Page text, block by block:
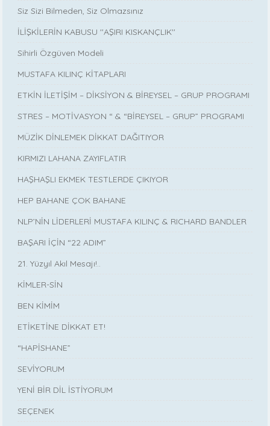
Siz Sizi Bilmeden, Siz Olmazsınız
İLİŞKİLERİN KABUSU ''AŞIRI KISKANÇLIK''
Sihirli Özgüven Modeli
MUSTAFA KILINÇ KİTAPLARI
ETKİN İLETİŞİM – DİKSİYON & BİREYSEL – GRUP PROGRAMI
STRES – MOTİVASYON “ & “BİREYSEL – GRUP” PROGRAMI
MÜZİK DİNLEMEK DİKKAT DAĞITIYOR
KIRMIZI LAHANA ZAYIFLATIR
HAŞHAŞLI EKMEK TESTLERDE ÇIKIYOR
HEP BAHANE ÇOK BAHANE
NLP’NİN LİDERLERİ MUSTAFA KILINÇ & RICHARD BANDLER
BAŞARI İÇİN “22 ADIM”
21. Yüzyıl Akıl Mesajı!..
KİMLER-SİN
BEN KİMİM
ETİKETİNE DİKKAT ET!
“HAPİSHANE”
SEVİYORUM
YENİ BİR DİL İSTİYORUM
SEÇENEK